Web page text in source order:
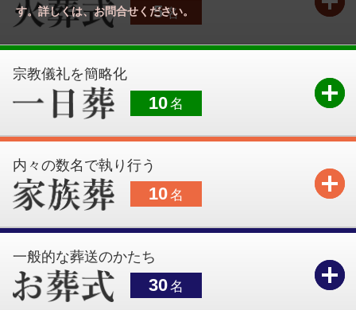
す。詳しくは、お問合せください。
5名
宗教儀礼を簡略化
10名
内々の数名で執り行う
10名
一般的な葬送のかたち
30名